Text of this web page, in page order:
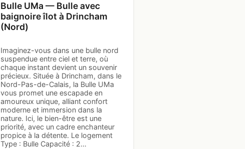
Bulle UMa — Bulle avec
baignoire îlot à Drincham
(Nord)
Imaginez-vous dans une bulle nord
suspendue entre ciel et terre, où
chaque instant devient un souvenir
précieux. Située à Drincham, dans le
Nord-Pas-de-Calais, la Bulle UMa
vous promet une escapade en
amoureux unique, alliant confort
moderne et immersion dans la
nature. Ici, le bien-être est une
priorité, avec un cadre enchanteur
propice à la détente. Le logement
Type : Bulle Capacité : 2…